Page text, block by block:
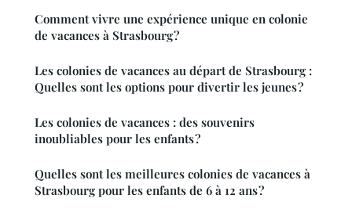
Comment vivre une expérience unique en colonie
de vacances à Strasbourg ?
Les colonies de vacances au départ de Strasbourg :
Quelles sont les options pour divertir les jeunes ?
Les colonies de vacances : des souvenirs
inoubliables pour les enfants ?
Quelles sont les meilleures colonies de vacances à
Strasbourg pour les enfants de 6 à 12 ans ?